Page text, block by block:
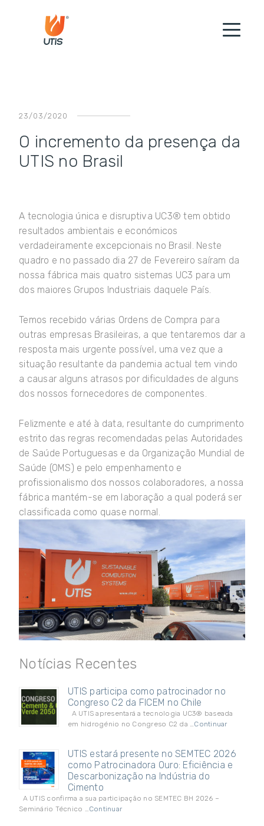
23/03/2020
O incremento da presença da
UTIS no Brasil
A tecnologia única e disruptiva UC3® tem obtido
resultados ambientais e económicos
verdadeiramente excepcionais no Brasil. Neste
quadro e no passado dia 27 de Fevereiro saíram da
nossa fábrica mais quatro sistemas UC3 para um
dos maiores Grupos Industriais daquele País.
Temos recebido várias Ordens de Compra para
outras empresas Brasileiras, a que tentaremos dar a
resposta mais urgente possível, uma vez que a
situação resultante da pandemia actual tem vindo
a causar alguns atrasos por dificuldades de alguns
dos nossos fornecedores de componentes.
Felizmente e até à data, resultante do cumprimento
estrito das regras recomendadas pelas Autoridades
de Saúde Portuguesas e da Organização Mundial de
Saúde (OMS) e pelo empenhamento e
profissionalismo dos nossos colaboradores, a nossa
fábrica mantém-se em laboração a qual poderá ser
classificada como quase normal.
Notícias Recentes
UTIS participa como patrocinador no
Congreso C2 da FICEM no Chile
A UTIS apresentará a tecnologia UC3® baseada
em hidrogénio no Congreso C2 da … Continuar
UTIS estará presente no SEMTEC 2026
como Patrocinadora Ouro: Eficiência e
Descarbonização na Indústria do
Cimento
A UTIS confirma a sua participação no SEMTEC BH 2026 –
Seminário Técnico … Continuar